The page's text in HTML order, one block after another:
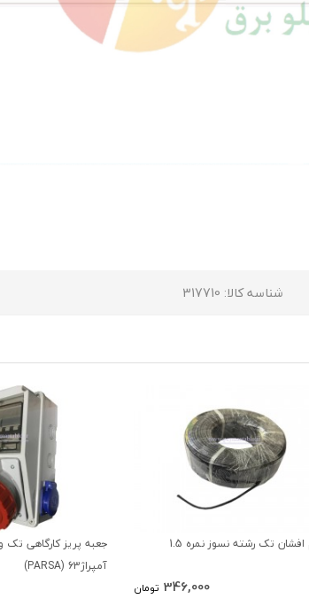
شناسه کالا: 317710
تک رشته نسوز نمره 1.5
346,000 تومان
آمپراژ63 (PARSA)